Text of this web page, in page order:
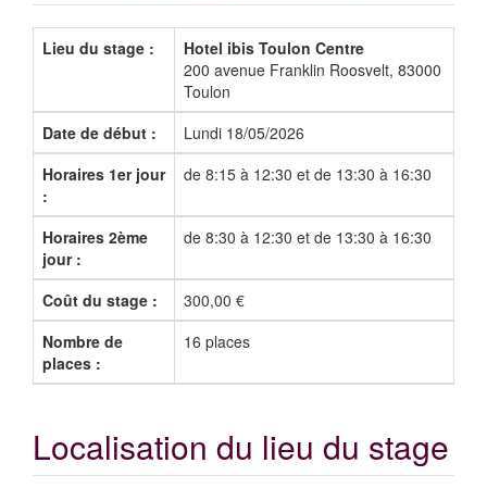
Lieu du stage :
Hotel ibis Toulon Centre
200 avenue Franklin Roosvelt, 83000
Toulon
Date de début :
Lundi 18/05/2026
Horaires 1er jour
:
de 8:15 à 12:30 et de 13:30 à 16:30
Horaires 2ème
jour :
de 8:30 à 12:30 et de 13:30 à 16:30
Coût du stage :
300,00 €
Nombre de
places :
16 places
Localisation du lieu du stage